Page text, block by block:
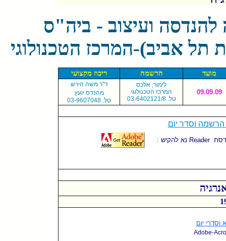
אביב)-המרכז הטכנולוגי
ריכוז מקצועי הרשמה מועד
ד"ר משה הירש
מהנדס יועץ
03-טל. 9607048
לימור, אלכס
המרכז הטכנולוגי
טל. 03-6402121/8
09.09.09
: נא להקיש Reader
וסדרי יום
Adobe-